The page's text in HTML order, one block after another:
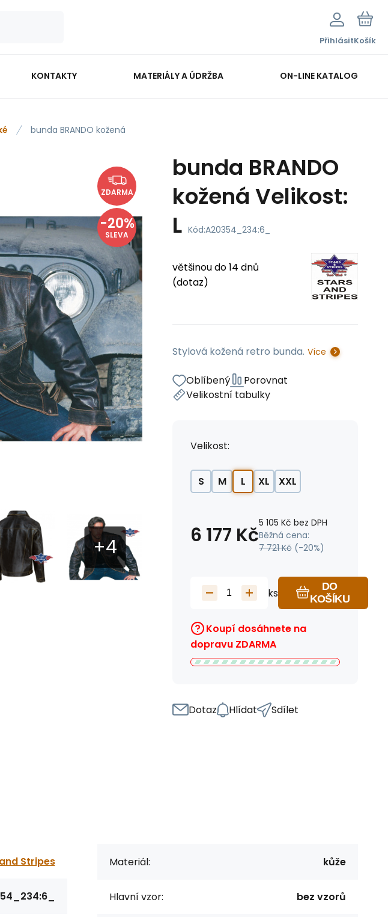
PřihlásitKošík
KONTAKTY MATERIÁLY A ÚDRŽBA ON-LINE KATALOG
bunda BRANDO kožená
ZDARMA
-20%
SLEVA
bunda BRANDO
kožená Velikost:
L Kód:A20354_234:6_
většinou do 14 dnů
(dotaz)
Stylová kožená retro bunda. Více
Oblíbený
Porovnat
Velikostní tabulky
Velikost:
S M L XL XXL
6 177 Kč5 105 Kč bez DPH
Běžná cena:
7 721 Kč (-20%)
ks
DO
KOŠÍKU
Koupí dosáhnete na
dopravu ZDARMA
Dotaz Hlídat Sdílet
Stripes Materiál: kůže
Hlavní vzor: bez vzorů